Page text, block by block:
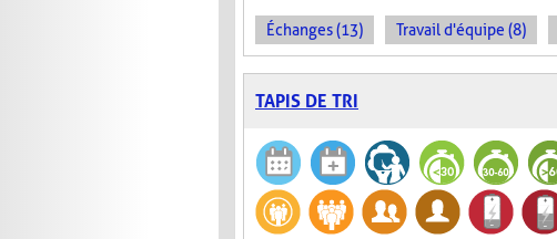
Échanges (13) Travail d'équipe (8)
TAPIS DE TRI